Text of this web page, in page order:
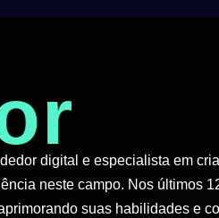
digital e especialista em
neste campo. Nos últimos
suas habilidades e